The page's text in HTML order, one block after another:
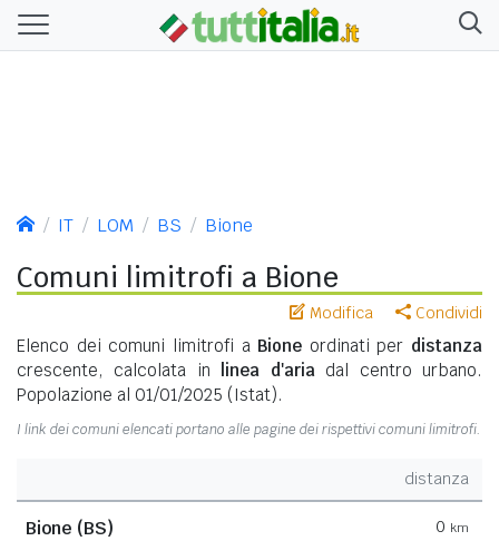
IT LOM BS Bione
Comuni limitrofi a Bione
Modifica Condividi
Elenco dei comuni limitrofi a Bione ordinati per distanza
crescente, calcolata in
linea d'aria dal centro urbano.
Popolazione al 01/01/2025 (Istat).
I link dei comuni elencati portano alle pagine dei rispettivi comuni limitrofi.
distanza
Bione (BS) 0 km